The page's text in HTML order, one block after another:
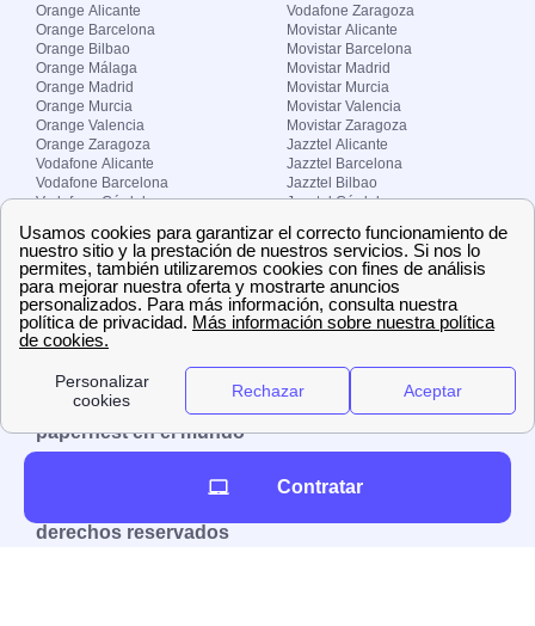
Orange Alicante
Orange Barcelona
Orange Bilbao
Orange Málaga
Orange Madrid
Orange Murcia
Orange Valencia
Orange Zaragoza
Vodafone Alicante
Vodafone Barcelona
Vodafone Córdoba
Vodafone Madrid
Vodafone Murcia
Vodafone Valencia
Vodafone Zaragoza
Movistar Alicante
Movistar Barcelona
Movistar Madrid
Movistar Murcia
Movistar Valencia
Movistar Zaragoza
Jazztel Alicante
Jazztel Barcelona
Jazztel Bilbao
Jazztel Córdoba
Jazztel Málaga
Jazztel Valencia
Jazztel Zaragoza
Sobre Zona-internet.com
¿Quiénes somos?
El grupo papernest
Aviso legal Nuestras ofertas de trabajo
papernest en el mundo
Reino Unido
derechos reservados
Contratar